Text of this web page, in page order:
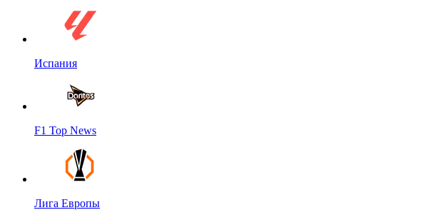
Испания
F1 Top News
Лига Европы